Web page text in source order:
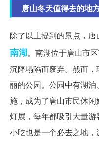
唐山冬天值得去的地
除了以上提到的景点，
南湖。南湖位于唐山市
沉降塌陷而废弃。然而
丽的公园。公园中有湖
施，成为了唐山市民休
灯展，每年都吸引大量
小吃也是一个必去之地